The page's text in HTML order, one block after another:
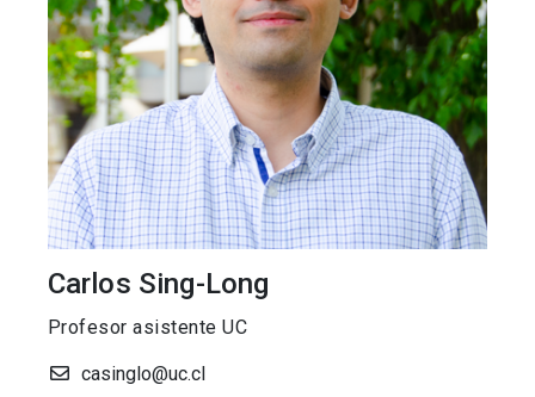
Carlos Sing-Long
Profesor asistente UC
casinglo@uc.cl